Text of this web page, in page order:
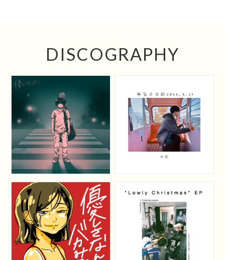
DISCOGRAPHY